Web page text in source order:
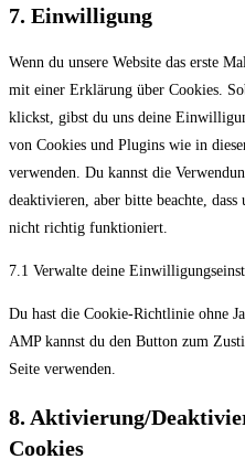
7. Einwilligung
Wenn du unsere Website das erste
mit einer Erklärung über Cookies.
klickst, gibst du uns deine
von Cookies und Plugins wie in
verwenden. Du kannst die
deaktivieren, aber bitte beachte, dass
nicht richtig funktioniert.
7.1 Verwalte deine
Du hast die Cookie-Richtlinie ohne
AMP kannst du den Button zum
Seite verwenden.
8. Aktivierung/
Cookies